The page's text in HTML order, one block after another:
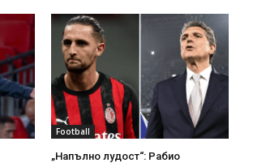
Football
„Напълно лудост“: Рабио